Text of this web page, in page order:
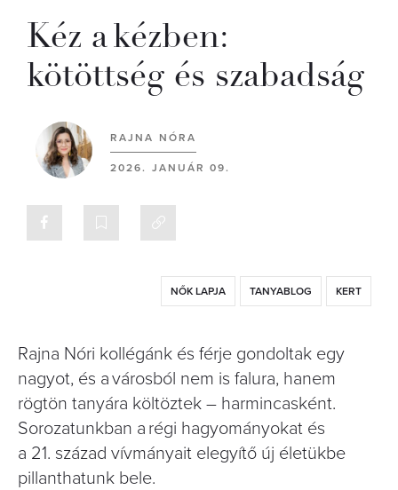
Kéz a kézben:
kötöttség és szabadság
RAJNA NÓRA
2026. JANUÁR 09.
NŐK LAPJA TANYABLOG KERT
Rajna Nóri kollégánk és férje gondoltak egy
nagyot, és a városból nem is falura, hanem
rögtön tanyára költöztek – harmincasként.
Sorozatunkban a régi hagyományokat és
a 21. század vívmányait elegyítő új életükbe
pillanthatunk bele.